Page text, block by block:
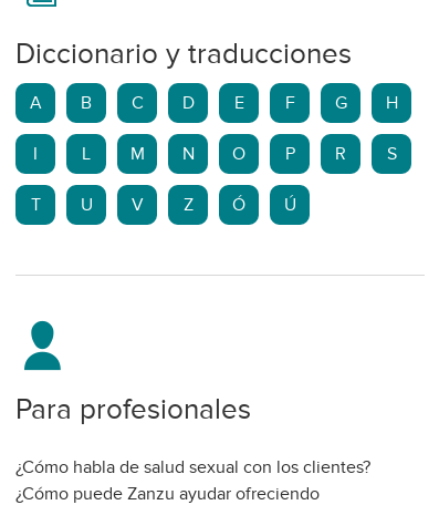
Diccionario y traducciones
A B C D E F G H
I L M N O P R S
T U V Z Ó Ú
Para profesionales
¿Cómo habla de salud sexual con los clientes?
¿Cómo puede Zanzu ayudar ofreciendo